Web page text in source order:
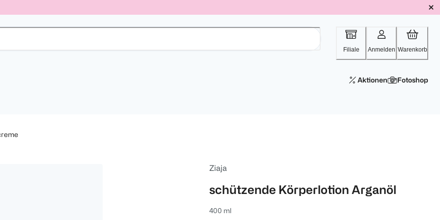
Filiale Anmelden Warenkorb
Aktionen Fotoshop
Ziaja
schützende Körperlotion Arganöl
400 ml